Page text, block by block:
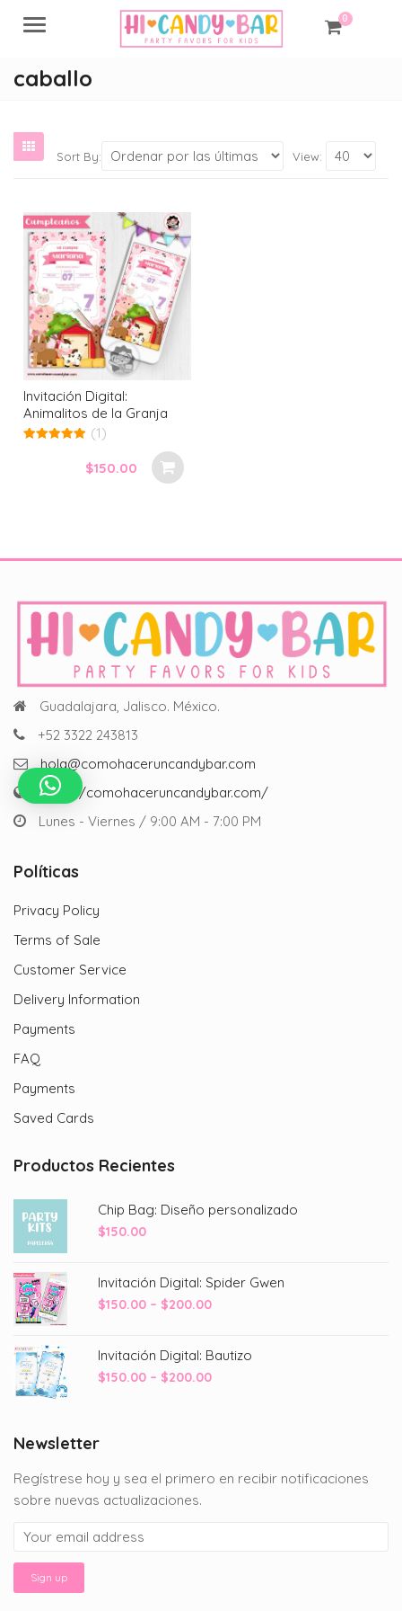
Menu 0
caballo
Sort By: View:
Invitación Digital:
Animalitos de la Granja
(1)
$150.00
Guadalajara, Jalisco. México.
+52 3322 243813
hola@comohaceruncandybar.com
https://comohaceruncandybar.com/
Lunes - Viernes / 9:00 AM - 7:00 PM
Políticas
Privacy Policy
Terms of Sale
Customer Service
Delivery Information
Payments
FAQ
Payments
Saved Cards
Productos Recientes
Chip Bag: Diseño personalizado
$150.00
Invitación Digital: Spider Gwen
$150.00 – $200.00Price
through
$200.00
Invitación Digital: Bautizo
$150.00 – $200.00Price
Newsletter
Regístrese hoy y sea el primero en recibir notificaciones
sobre nuevas actualizaciones.